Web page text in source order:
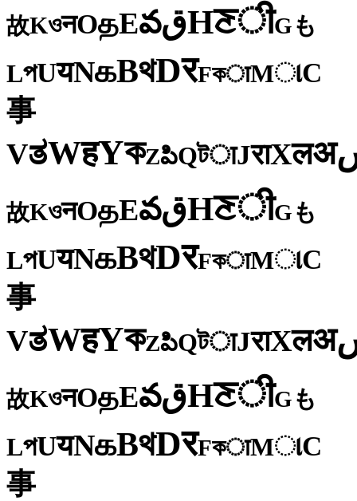
故KওनOதEవقHਣीGも
LপUयNகBথDरFকाMાC
事
VತWहYকZపిQটाJराXलअ
故KওनOதEవقHਣीGも
LপUयNகBথDरFকाMાC
事
VತWहYকZపిQটाJराXलअ
故KওनOதEవقHਣीGも
LপUयNகBথDरFকाMાC
事